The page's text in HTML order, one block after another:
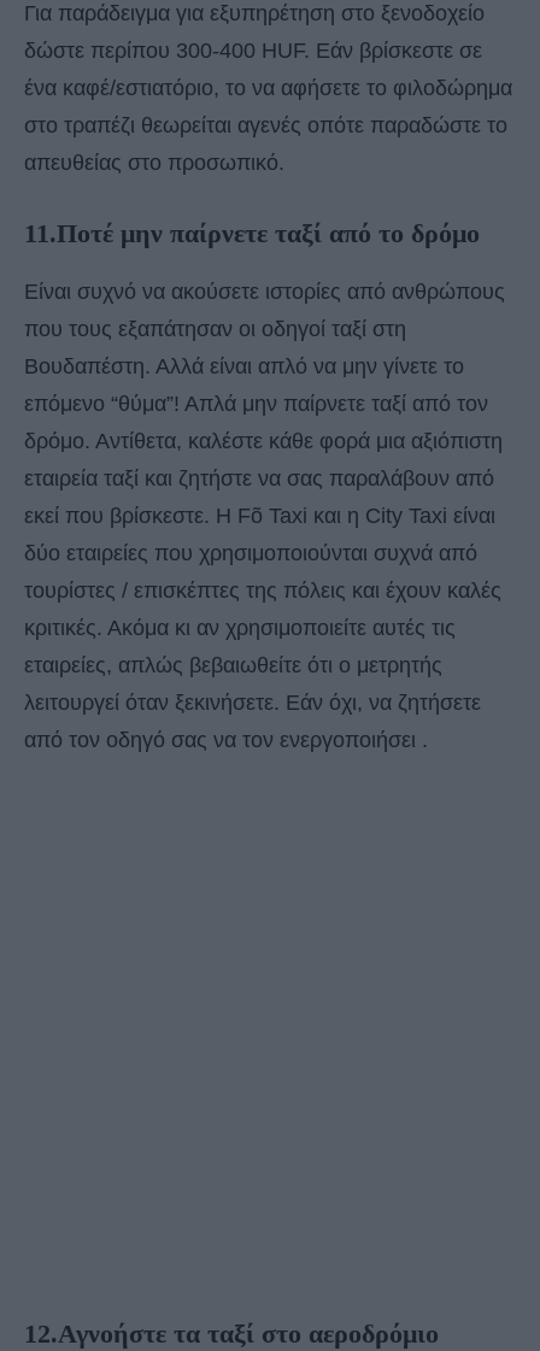
Για παράδειγμα για εξυπηρέτηση στο ξενοδοχείο
δώστε περίπου 300-400 HUF. Εάν βρίσκεστε σε
ένα καφέ/εστιατόριο, το να αφήσετε το φιλοδώρημα
στο τραπέζι θεωρείται αγενές οπότε παραδώστε το
απευθείας στο προσωπικό.
11.Ποτέ μην παίρνετε ταξί από το δρόμο
Είναι συχνό να ακούσετε ιστορίες από ανθρώπους
που τους εξαπάτησαν οι οδηγοί ταξί στη
Βουδαπέστη. Αλλά είναι απλό να μην γίνετε το
επόμενο “θύμα”! Απλά μην παίρνετε ταξί από τον
δρόμο. Αντίθετα, καλέστε κάθε φορά μια αξιόπιστη
εταιρεία ταξί και ζητήστε να σας παραλάβουν από
εκεί που βρίσκεστε. Η Fõ Taxi και η City Taxi είναι
δύο εταιρείες που χρησιμοποιούνται συχνά από
τουρίστες / επισκέπτες της πόλεις και έχουν καλές
κριτικές. Ακόμα κι αν χρησιμοποιείτε αυτές τις
εταιρείες, απλώς βεβαιωθείτε ότι ο μετρητής
λειτουργεί όταν ξεκινήσετε. Εάν όχι, να ζητήσετε
από τον οδηγό σας να τον ενεργοποιήσει .
12.Αγνοήστε τα ταξί στο αεροδρόμιο